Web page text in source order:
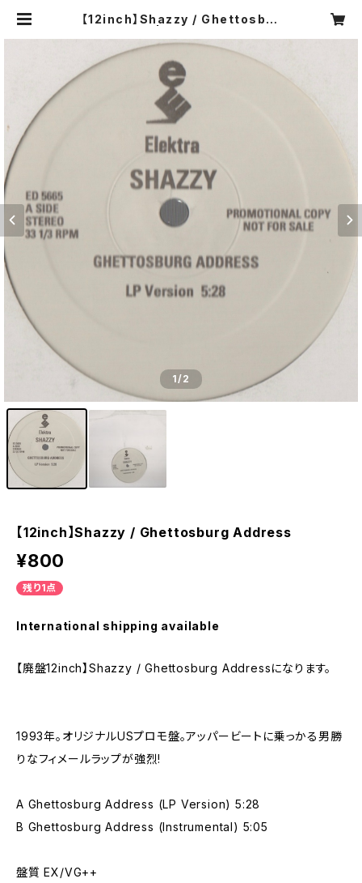
【12inch】Shazzy / Ghettosbur
ASIA
1/2
【12inch】Shazzy / Ghettosburg Address
¥800
残り1点
International shipping available
【廃盤12inch】Shazzy / Ghettosburg Addressになります。
1993年。オリジナルUSプロモ盤。アッパービートに乗っかる男勝
りなフィメールラップが強烈!
A Ghettosburg Address (LP Version) 5:28
B Ghettosburg Address (Instrumental) 5:05
盤質 EX/VG++